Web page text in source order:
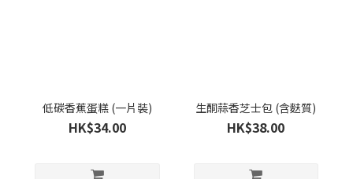
低碳香蕉蛋糕 (一片裝)
HK$34.00
生酮蒜香芝士包 (含麩質)
HK$38.00